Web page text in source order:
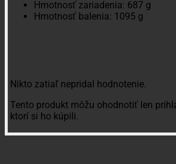
Hmotnosť zariadenia: 687 g
Hmotnosť balenia: 1095 g
Nikto zatiaľ nepridal hodnotenie.
Tento produkt môžu ohodnotiť len
ktorí si ho kúpili.